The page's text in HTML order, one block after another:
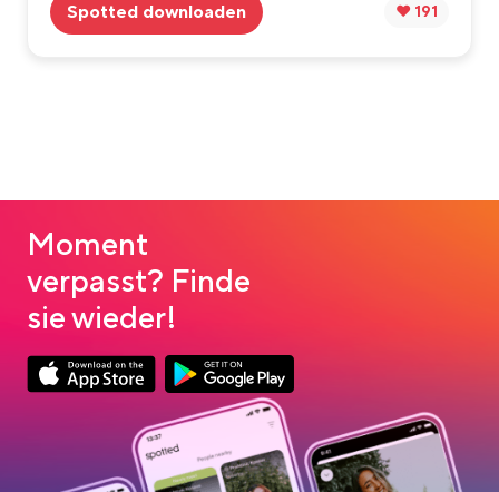
Spotted downloaden ❤️ 191
Moment
verpasst? Finde
sie wieder!
Google Play Download